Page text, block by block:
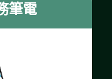
筆電